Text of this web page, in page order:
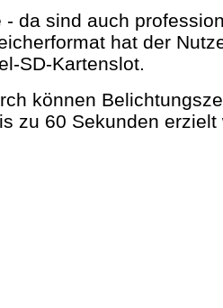
da sind auch
hat der
SD-Kartenslot.
können
zu 60 Sekunden erzielt